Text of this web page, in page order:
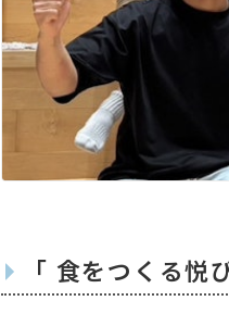
「 食をつくる悦